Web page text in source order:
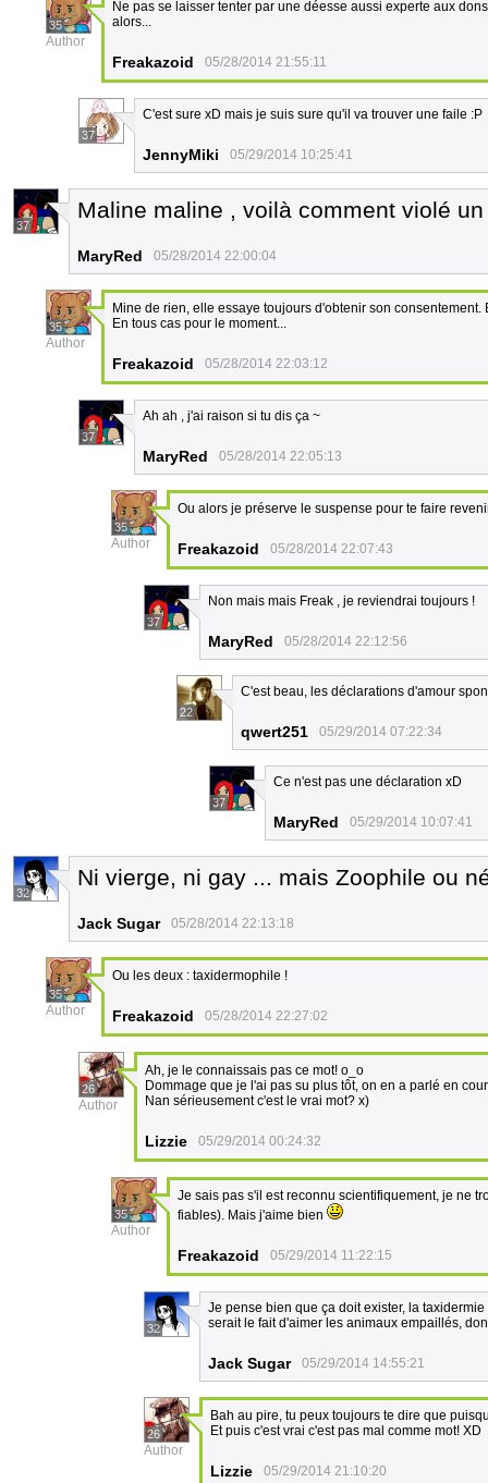
35
Author
Ne pas se laisser tenter par une déesse aussi experte aux
alors...
Freakazoid 05/28/2014 21:55:11
37
C'est sure xD mais je suis sure qu'il va trouver une faile :P
JennyMiki 05/29/2014 10:25:41
37
Maline maline , voilà comment violé
MaryRed 05/28/2014 22:00:04
35
Author
Mine de rien, elle essaye toujours d'obtenir son
En tous cas pour le moment...
Freakazoid 05/28/2014 22:03:12
37
Ah ah , j'ai raison si tu dis ça ~
MaryRed 05/28/2014 22:05:13
35
Author
Ou alors je préserve le suspense pour te faire
Freakazoid 05/28/2014 22:07:43
37
Non mais mais Freak , je reviendrai toujours !
MaryRed 05/28/2014 22:12:56
22
C'est beau, les déclarations d'amour
qwert251 05/29/2014 07:22:34
37
Ce n'est pas une déclaration xD
MaryRed 05/29/2014 10:07:41
32
Ni vierge, ni gay ... mais Zoophile ou
Jack Sugar 05/28/2014 22:13:18
35
Author
Ou les deux : taxidermophile !
Freakazoid 05/28/2014 22:27:02
26
Author
Ah, je le connaissais pas ce mot! o_o
Dommage que je l'ai pas su plus tôt, on en a parlé en
Nan sérieusement c'est le vrai mot? x)
Lizzie 05/29/2014 00:24:32
35
Author
Je sais pas s'il est reconnu scientifiquement, je ne
fiables). Mais j'aime bien
Freakazoid 05/29/2014 11:22:15
32
Je pense bien que ça doit exister, la
serait le fait d'aimer les animaux empaillés,
Jack Sugar 05/29/2014 14:55:21
26
Author
Bah au pire, tu peux toujours te dire que
Et puis c'est vrai c'est pas mal comme mot! XD
Lizzie 05/29/2014 21:10:20